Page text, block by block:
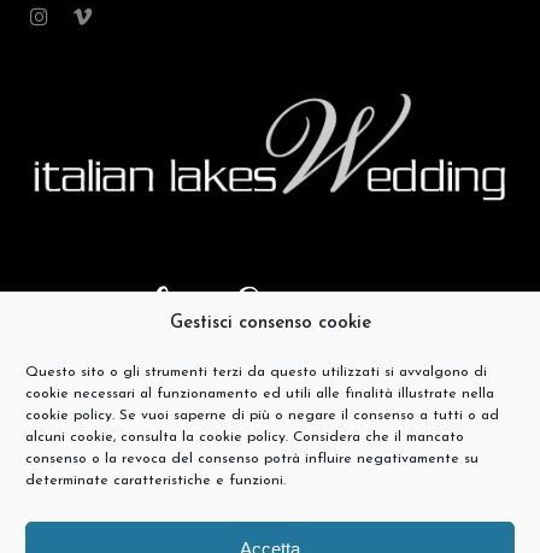
Gestisci consenso cookie
Questo sito o gli strumenti terzi da questo utilizzati si avvalgono di
cookie necessari al funzionamento ed utili alle finalità illustrate nella
cookie policy. Se vuoi saperne di più o negare il consenso a tutti o ad
alcuni cookie, consulta la cookie policy. Considera che il mancato
consenso o la revoca del consenso potrà influire negativamente su
determinate caratteristiche e funzioni.
Accetta